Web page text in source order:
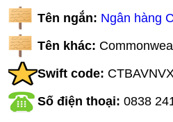
Tên ngắn: Ngân hàng
Tên khác:
Swift code:
Số điện thoại:0838